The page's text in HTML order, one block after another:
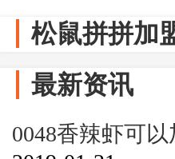
松鼠拼拼加
最新资讯
0048香辣虾可